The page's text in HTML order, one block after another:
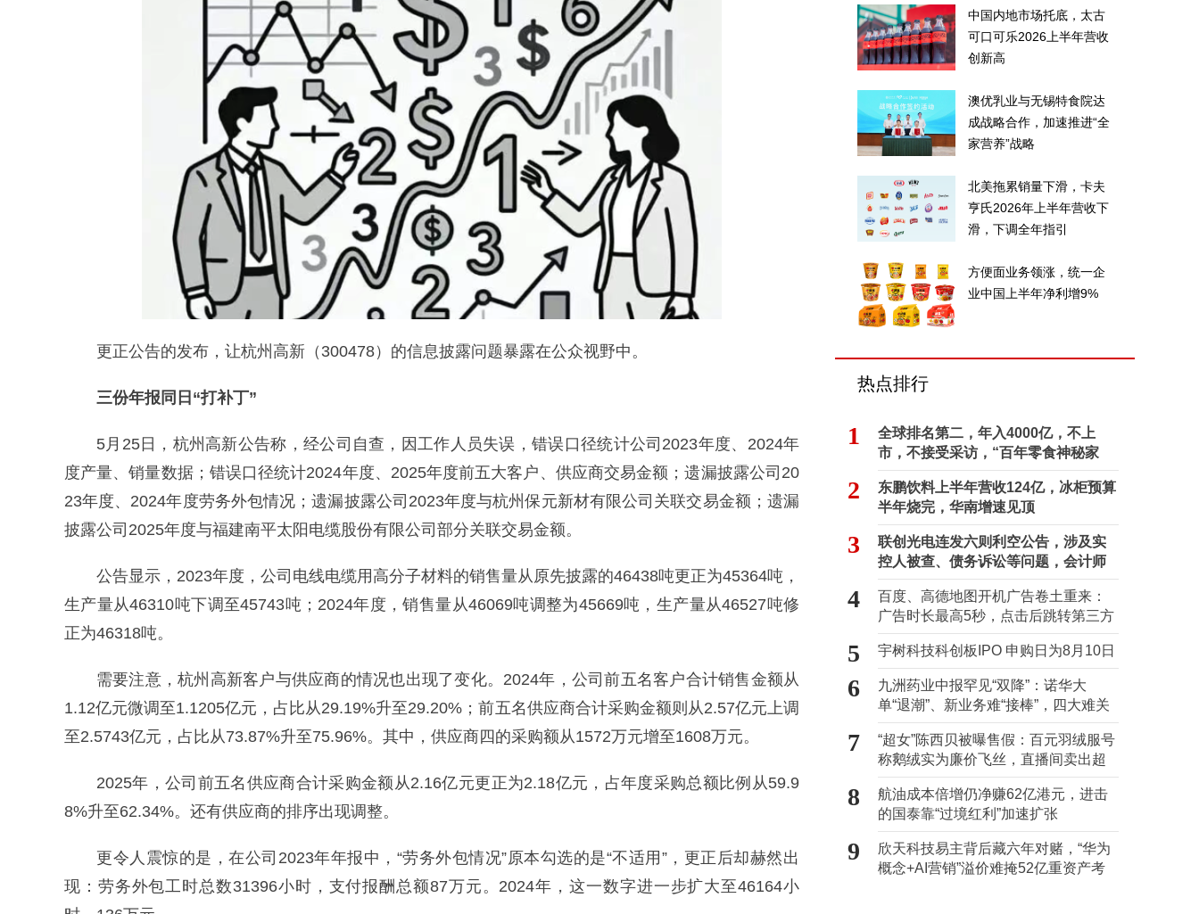
更正公告的发布，让杭州高新（300478）的信息披露问题暴露在公众视野中。
三份年报同日“打补丁”
5月25日，杭州高新公告称，经公司自查，因工作人员失误，错误口径统计公司2023年度、2024年
度产量、销量数据；错误口径统计2024年度、2025年度前五大客户、供应商交易金额；遗漏披露公司20
23年度、2024年度劳务外包情况；遗漏披露公司2023年度与杭州保元新材有限公司关联交易金额；遗漏
披露公司2025年度与福建南平太阳电缆股份有限公司部分关联交易金额。
公告显示，2023年度，公司电线电缆用高分子材料的销售量从原先披露的46438吨更正为45364吨，
生产量从46310吨下调至45743吨；2024年度，销售量从46069吨调整为45669吨，生产量从46527吨修
正为46318吨。
需要注意，杭州高新客户与供应商的情况也出现了变化。2024年，公司前五名客户合计销售金额从
1.12亿元微调至1.1205亿元，占比从29.19%升至29.20%；前五名供应商合计采购金额则从2.57亿元上调
至2.5743亿元，占比从73.87%升至75.96%。其中，供应商四的采购额从1572万元增至1608万元。
2025年，公司前五名供应商合计采购金额从2.16亿元更正为2.18亿元，占年度采购总额比例从59.9
8%升至62.34%。还有供应商的排序出现调整。
更令人震惊的是，在公司2023年年报中，“劳务外包情况”原本勾选的是“不适用”，更正后却赫然出
现：劳务外包工时总数31396小时，支付报酬总额87万元。2024年，这一数字进一步扩大至46164小
中国内地市场托底，太古
可口可乐2026上半年营收
创新高
澳优乳业与无锡特食院达
成战略合作，加速推进“全
家营养”战略
北美拖累销量下滑，卡夫
亨氏2026年上半年营收下
滑，下调全年指引
方便面业务领涨，统一企
业中国上半年净利增9%
热点排行
1
全球排名第二，年入4000亿，不上
市，不接受采访，“百年零食神秘家
族”浮出水面？
2
东鹏饮料上半年营收124亿，冰柜预算
半年烧完，华南增速见顶
3
联创光电连发六则利空公告，涉及实
控人被查、债务诉讼等问题，会计师
事务所曾出具“保留意见”
4
百度、高德地图开机广告卷土重来：
广告时长最高5秒，点击后跳转第三方
5 宇树科技科创板IPO 申购日为8月10日
6
九洲药业中报罕见“双降”：诺华大
单“退潮”、新业务难“接棒”，四大难关
待闯
7
“超女”陈西贝被曝售假：百元羽绒服号
称鹅绒实为廉价飞丝，直播间卖出超
百万元
8
航油成本倍增仍净赚62亿港元，进击
的国泰靠“过境红利”加速扩张
9
欣天科技易主背后藏六年对赌，“华为
概念+AI营销”溢价难掩52亿重资产考